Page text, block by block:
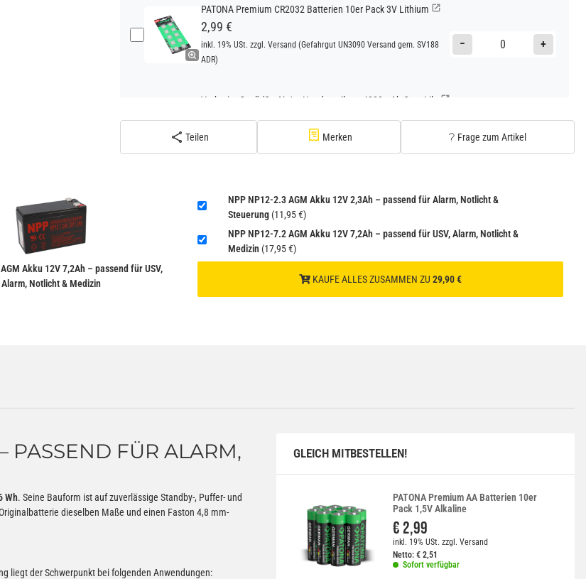
PATONA Premium CR2032 Batterien 10er Pack 3V Lithium
2,99 €
inkl. 19% USt. zzgl. Versand (Gefahrgut UN3090 Versand gem. SV188
ADR)
− +
Verbatim Cool'n'Go AirJet Handventilator 4000mAh Grau Lila
22,95 €
inkl. 19% USt. zzgl.
(Gefahrgut UN3480 Versand gem. SV188
Teilen Merken Frage zum Artikel
Akku 12V 7,2Ah – passend für USV,
Alarm, Notlicht & Medizin
NPP NP12-2.3 AGM Akku 12V 2,3Ah – passend für Alarm, Notlicht &
Steuerung (11,95 €)
NPP NP12-7.2 AGM Akku 12V 7,2Ah – passend für USV, Alarm, Notlicht &
Medizin (17,95 €)
KAUFE ALLES ZUSAMMEN ZU29,90 €
PASSEND FÜR ALARM,
Wh. Seine Bauform ist auf zuverlässige Standby-, Puffer- und
dieselben Maße und einen Faston 4,8 mm-
liegt der Schwerpunkt bei folgenden Anwendungen:
GLEICH MITBESTELLEN!
PATONA Premium AA Batterien 10er
Pack 1,5V Alkaline
€ 2,99
inkl. 19% USt. zzgl.Versand
Netto: €2,51
Sofort verfügbar